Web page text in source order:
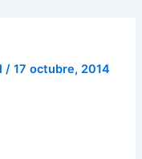
/17 octubre, 2014